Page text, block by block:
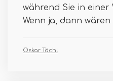
während Sie in einer
Wenn ja, dann wären
Oskar Tächl